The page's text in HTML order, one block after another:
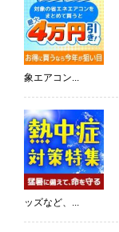
象エアコン...
ッズなど、...